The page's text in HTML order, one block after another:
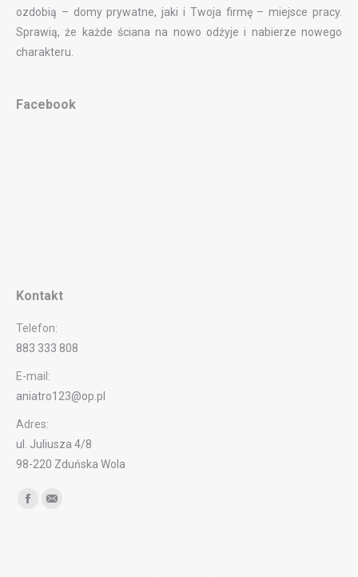
ozdobią – domy prywatne, jaki i Twoja firmę – miejsce pracy.
Sprawią, że każde ściana na nowo odżyje i nabierze nowego
charakteru.
Facebook
Kontakt
Telefon:
883 333 808
E-mail:
aniatro123@op.pl
Adres:
ul. Juliusza 4/8
98-220 Zduńska Wola
Find us on: